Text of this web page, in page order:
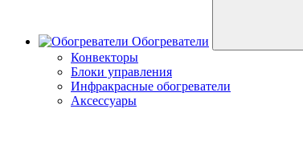
Обогреватели
Конвекторы
Блоки управления
Инфракрасные обогреватели
Аксессуары